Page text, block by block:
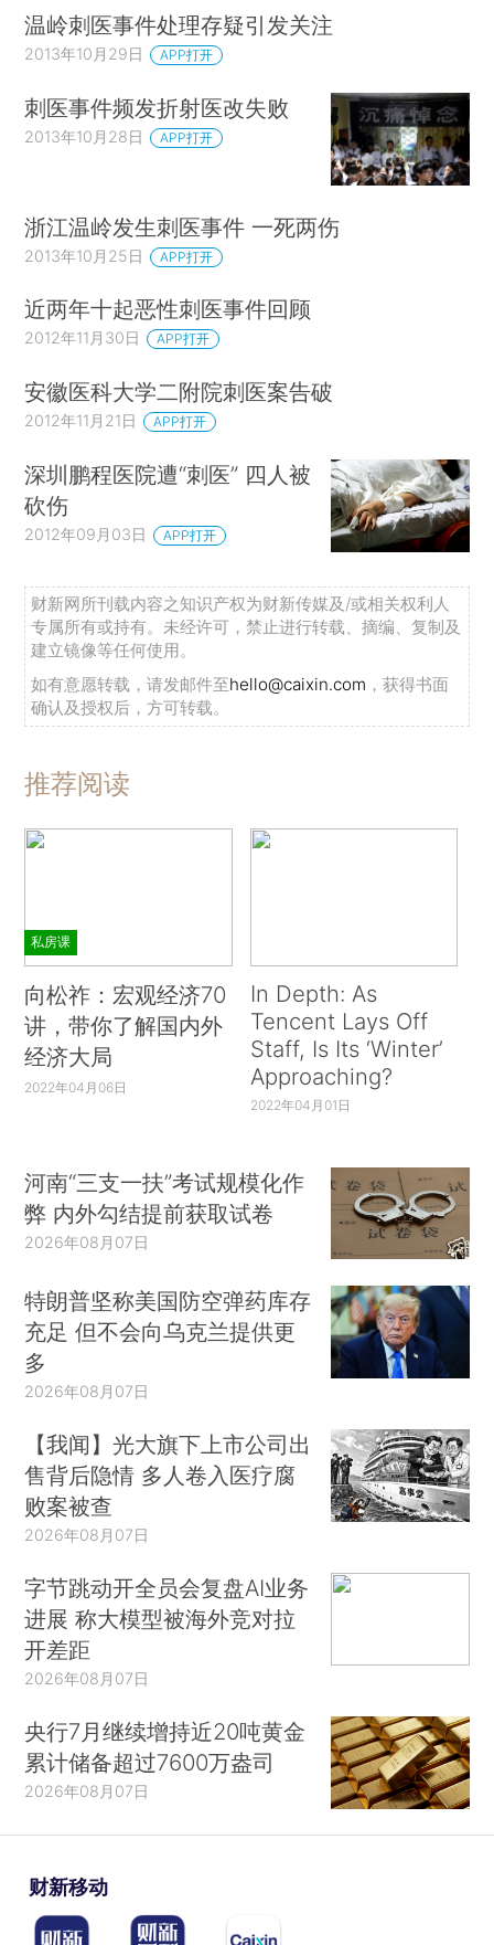
温岭刺医事件处理存疑引发关注
2013年10月29日 APP打开
刺医事件频发折射医改失败
2013年10月28日 APP打开
浙江温岭发生刺医事件 一死两伤
2013年10月25日 APP打开
近两年十起恶性刺医事件回顾
2012年11月30日 APP打开
安徽医科大学二附院刺医案告破
2012年11月21日 APP打开
深圳鹏程医院遭“刺医” 四人被
砍伤
2012年09月03日 APP打开
财新网所刊载内容之知识产权为财新传媒及/或相关权利人
专属所有或持有。未经许可，禁止进行转载、摘编、复制及
建立镜像等任何使用。
如有意愿转载，请发邮件至hello@caixin.com ，获得书面
确认及授权后，方可转载。
推荐阅读
私房课
向松祚：宏观经济70
讲，带你了解国内外
经济大局
2022年04月06日
In Depth: As
Tencent Lays Off
Staff, Is Its ‘Winter’
Approaching?
2022年04月01日
河南“三支一扶”考试规模化作
弊 内外勾结提前获取试卷
2026年08月07日
特朗普坚称美国防空弹药库存
充足 但不会向乌克兰提供更
多
2026年08月07日
【我闻】光大旗下上市公司出
售背后隐情 多人卷入医疗腐
败案被查
2026年08月07日
字节跳动开全员会复盘AI业务
进展 称大模型被海外竞对拉
开差距
2026年08月07日
央行7月继续增持近20吨黄金
累计储备超过7600万盎司
2026年08月07日
财新移动